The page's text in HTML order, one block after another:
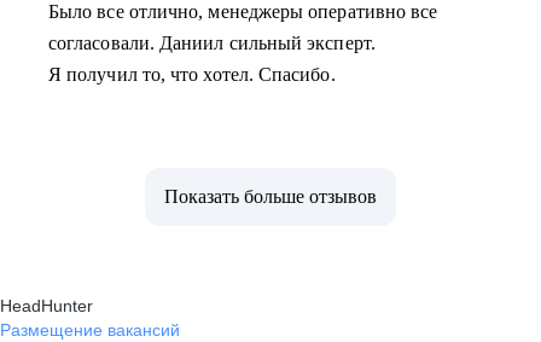
Было все отлично, менеджеры оперативно все
согласовали. Даниил сильный эксперт.
Я получил то, что хотел. Спасибо.
Показать больше отзывов
HeadHunter
Размещение вакансий